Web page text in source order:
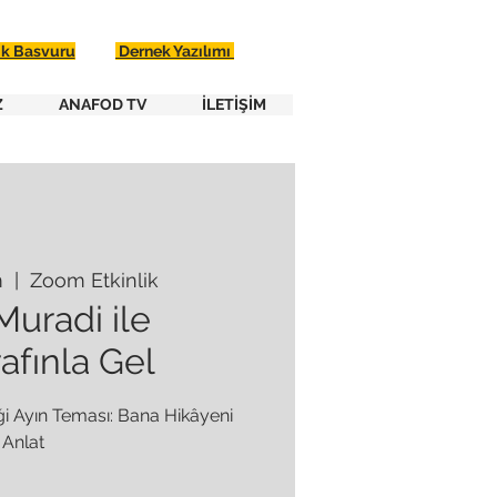
Basvuru Dernek Yazılımı
ANAFOD TV İLETİŞİM
  |
Zoom Etkinlik
ile
Gel
Ayın Teması: Bana Hikâyeni
Anlat